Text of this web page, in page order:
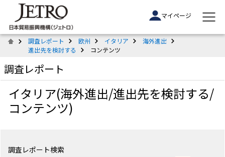
マイページ
調査レポート 欧州 イタリア
海外進出
進出先を検討する
コンテンツ
調査レポート
イタリア(海外進出/進出先を検討する/
コンテンツ)
調査レポート検索